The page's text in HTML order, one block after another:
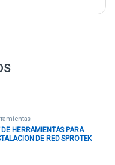
DE HERRAMIENTAS PARA
DE RED SPROTEK